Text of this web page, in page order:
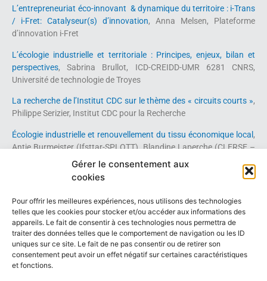
Gérer le consentement aux
cookies
Pour offrir les meilleures expériences, nous utilisons des technologies
telles que les cookies pour stocker et/ou accéder aux informations des
appareils. Le fait de consentir à ces technologies nous permettra de
traiter des données telles que le comportement de navigation ou les ID
uniques sur ce site. Le fait de ne pas consentir ou de retirer son
consentement peut avoir un effet négatif sur certaines caractéristiques
et fonctions.
L’entrepreneuriat éco-innovant & dynamique du territoire : i-Trans
/ i-Fret: Catalyseur(s) d’innovation, Anna Melsen, Plateforme
d’innovation i-Fret
L’écologie industrielle et territoriale : Principes, enjeux, bilan et
perspectives, Sabrina Brullot, ICD-CREIDD-UMR 6281 CNRS,
Université de technologie de Troyes
La recherche de l’Institut CDC sur le thème des « circuits courts »,
Philippe Serizier, Institut CDC pour la Recherche
Écologie industrielle et renouvellement du tissu économique local,
Antje Burmeister (Ifsttar-SPLOTT), Blandine Laperche (CLERSE –
ULCO), Céline Merlin (CLERSE – Lille 1)
Réseau Ecopal : exemplede la mise en application de l’écologie
Télécharger le compte-rendu